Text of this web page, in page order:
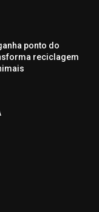
ponto do
reciclagem